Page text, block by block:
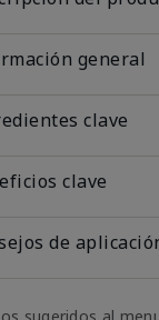
general
clave
clave
de